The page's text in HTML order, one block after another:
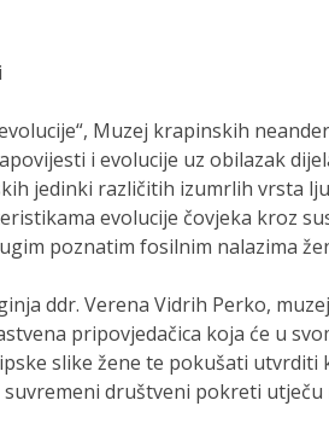
Muzej krapinskih
i evolucije uz obilazak
jedinki različitih izumrlih vrsta
evolucije čovjeka kroz
poznatim fosilnim nalazima
ddr. Verena Vidrih Perko,
pripovjedačica koja će u
slike žene te pokušati utvrditi
društveni pokreti utječu